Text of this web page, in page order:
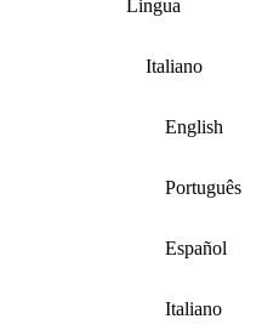
Lingua
Italiano
English
Português
Español
Italiano